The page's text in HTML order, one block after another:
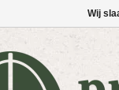
Wij